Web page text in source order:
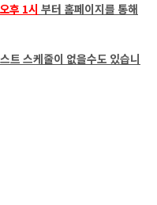
후 1시 부터 홈페이지를 통해
트 스케줄이 없을수도 있습니